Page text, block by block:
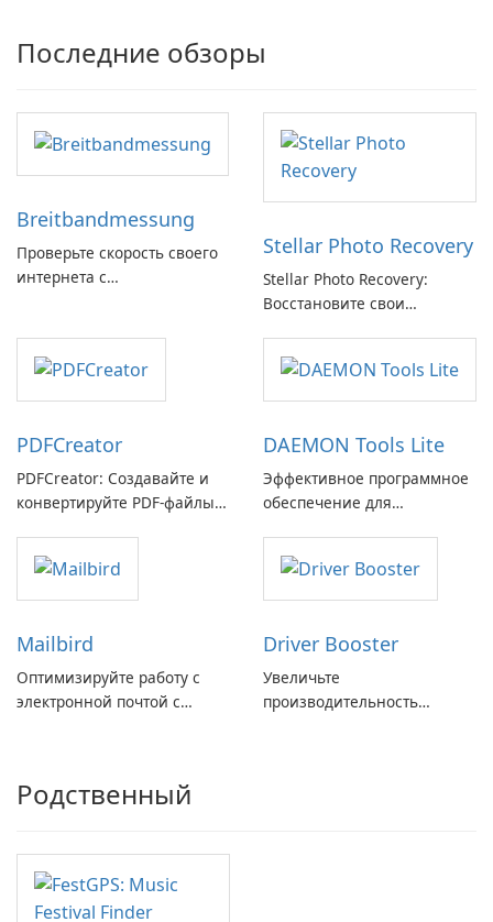
Последние обзоры
Breitbandmessung
Проверьте скорость своего
интернета с
Stellar Photo Recovery
Stellar Photo Recovery:
Восстановите свои
с легкостью
PDFCreator
PDFCreator: Создавайте и
конвертируйте PDF-файлы с
DAEMON Tools Lite
Эффективное программное
обеспечение для
Mailbird
Оптимизируйте работу с
электронной почтой с
Driver Booster
Увеличьте
производительность
Родственный